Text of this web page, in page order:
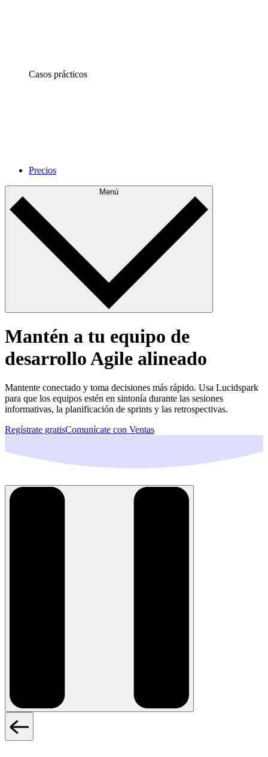
Casos prácticos
Precios
Menú
Mantén a tu equipo de
desarrollo Agile alineado
Mantente conectado y toma decisiones más rápido. Usa Lucidspark
para que los equipos estén en sintonía durante las sesiones
informativas, la planificación de sprints y las retrospectivas.
Regístrate gratisComunícate con Ventas